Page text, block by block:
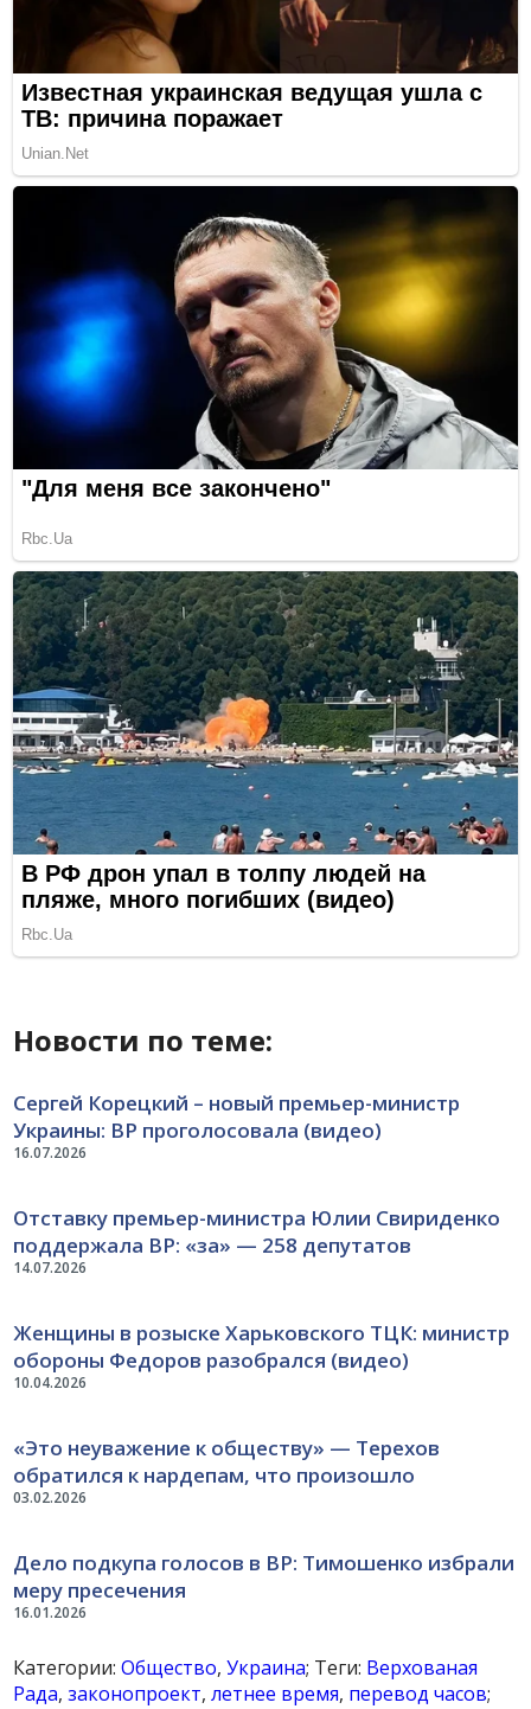
Новости по теме:
16.07.2026
Сергей Корецкий – новый премьер-министр
Украины: ВР проголосовала (видео)
14.07.2026
Отставку премьер-министра Юлии Свириденко
поддержала ВР: «за» — 258 депутатов
10.04.2026
Женщины в розыске Харьковского ТЦК: министр
обороны Федоров разобрался (видео)
03.02.2026
«Это неуважение к обществу» — Терехов
обратился к нардепам, что произошло
16.01.2026
Дело подкупа голосов в ВР: Тимошенко избрали
меру пресечения
Категории:Общество,Украина; Теги: Верхованая
Рада,законопроект,летнее время, перевод часов;